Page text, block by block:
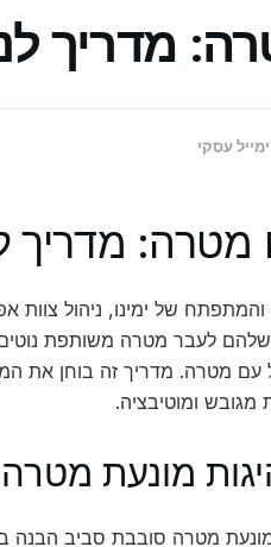
מדריך
עסקי
מטרה: מדריך
של ימינו, ניהול צוות
שלהם לעבר מטרה משותפת
עם מטרה. מדריך זה בוחן את
מגובש ומוטיבציה.
מונעת מטרה
מטרה סובבת סביב הבנה